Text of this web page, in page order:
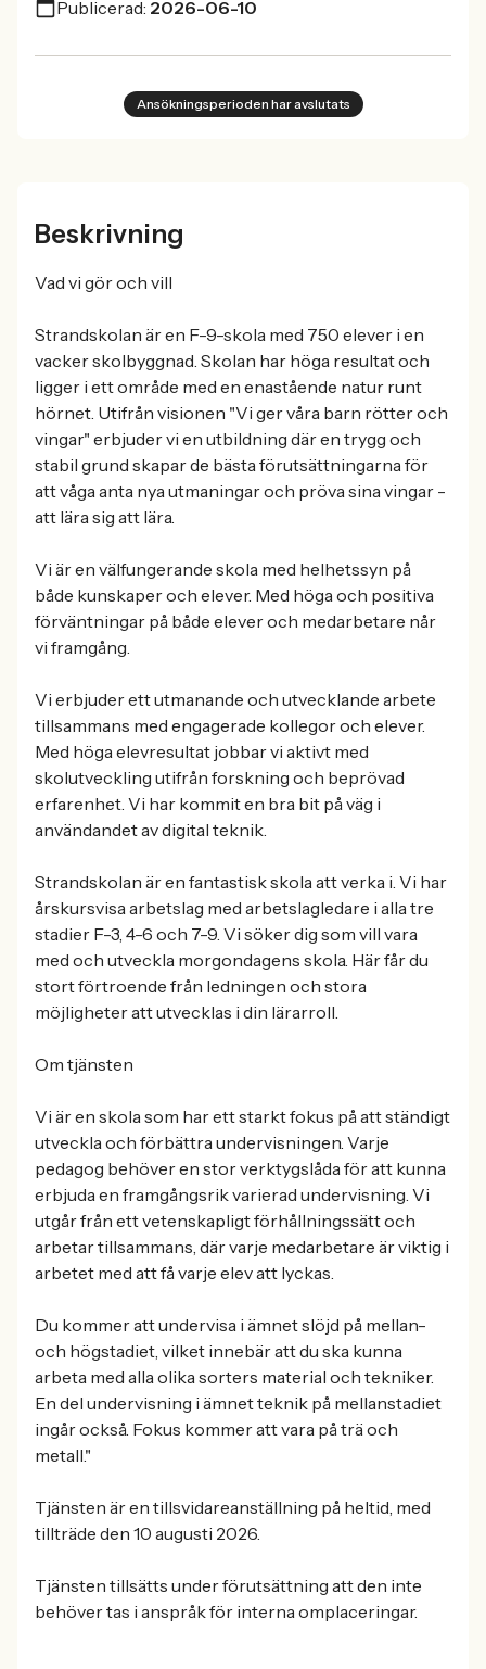
Publicerad: 2026-06-10
Ansökningsperioden har avslutats
Beskrivning
Vad vi gör och vill
Strandskolan är en F-9-skola med 750 elever i en
vacker skolbyggnad. Skolan har höga resultat och
ligger i ett område med en enastående natur runt
hörnet. Utifrån visionen "Vi ger våra barn rötter och
vingar" erbjuder vi en utbildning där en trygg och
stabil grund skapar de bästa förutsättningarna för
att våga anta nya utmaningar och pröva sina vingar -
att lära sig att lära.
Vi är en välfungerande skola med helhetssyn på
både kunskaper och elever. Med höga och positiva
förväntningar på både elever och medarbetare når
vi framgång.
Vi erbjuder ett utmanande och utvecklande arbete
tillsammans med engagerade kollegor och elever.
Med höga elevresultat jobbar vi aktivt med
skolutveckling utifrån forskning och beprövad
erfarenhet. Vi har kommit en bra bit på väg i
användandet av digital teknik.
Strandskolan är en fantastisk skola att verka i. Vi har
årskursvisa arbetslag med arbetslagledare i alla tre
stadier F-3, 4-6 och 7-9. Vi söker dig som vill vara
med och utveckla morgondagens skola. Här får du
stort förtroende från ledningen och stora
möjligheter att utvecklas i din lärarroll.
Om tjänsten
Vi är en skola som har ett starkt fokus på att ständigt
utveckla och förbättra undervisningen. Varje
pedagog behöver en stor verktygslåda för att kunna
erbjuda en framgångsrik varierad undervisning. Vi
utgår från ett vetenskapligt förhållningssätt och
arbetar tillsammans, där varje medarbetare är viktig i
arbetet med att få varje elev att lyckas.
Du kommer att undervisa i ämnet slöjd på mellan-
och högstadiet, vilket innebär att du ska kunna
arbeta med alla olika sorters material och tekniker.
En del undervisning i ämnet teknik på mellanstadiet
ingår också. Fokus kommer att vara på trä och
metall."
Tjänsten är en tillsvidareanställning på heltid, med
tillträde den 10 augusti 2026.
Tjänsten tillsätts under förutsättning att den inte
behöver tas i anspråk för interna omplaceringar.